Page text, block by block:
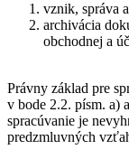
vznik, správa
archivácia
obchodnej a
Právny základ pre
v bode 2.2. písm. a)
spracúvanie je
predzmluvných